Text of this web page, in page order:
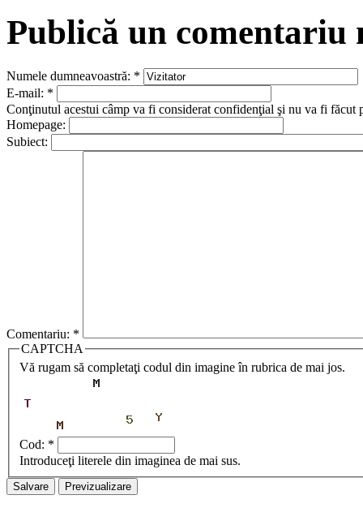
Publică un comentariu
Numele dumneavoastră: *
E-mail: *
Conţinutul acestui câmp va fi considerat confidenţial şi nu va fi făcut
Homepage:
Subiect:
Comentariu: *
CAPTCHA
Vă rugam să completaţi codul din imagine în rubrica de mai jos.
Cod: *
Introduceţi literele din imaginea de mai sus.